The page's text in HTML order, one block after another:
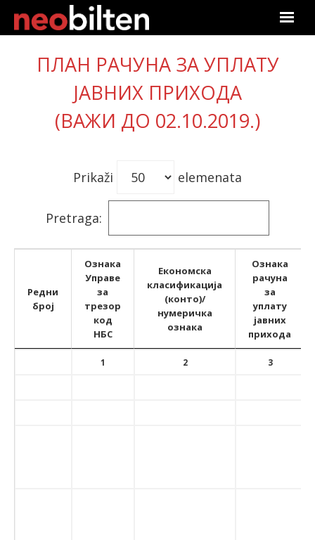
Почетна
Претрага
Актуелно
О нама
Претплата
Пријава
ПЛАН РАЧУНА ЗА УПЛАТУ
ЈАВНИХ ПРИХОДА
(ВАЖИ ДО 02.10.2019.)
Prikaži elemenata
Pretraga:
Редни
број
Ознака
Управе
за
трезор
код
НБС
Економска
класификација
(конто)/
нумеричка
ознака
Ознака
рачуна
за
уплату
јавних
прихода
Ознака
Економска
Ознака
1 2 3